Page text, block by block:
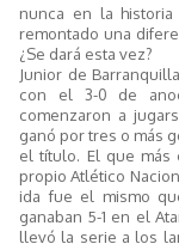
nunca en la
remontado una
¿Se dará esta vez?
Junior de
con el 3-0 de
comenzaron a
ganó por tres o más
el título. El que más
propio Atlético
ida fue el mismo
ganaban 5-1 en el
llevó la serie a los